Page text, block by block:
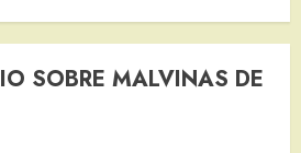
SOBRE MALVINAS DE